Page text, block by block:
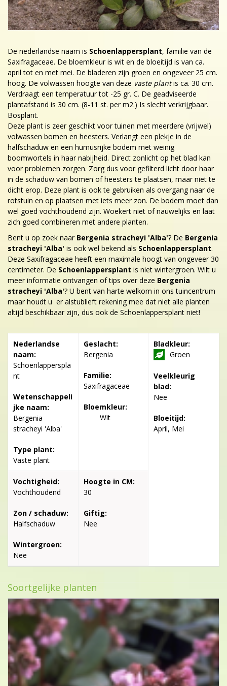
De nederlandse naam is Schoenlappersplant, familie van de
Saxifragaceae. De bloemkleur is wit en de bloeitijd is van ca.
april tot en met mei. De bladeren zijn groen en ongeveer 25 cm.
hoog. De volwassen hoogte van deze vaste plantis ca. 30 cm.
Verdraagt een temperatuur tot -25 gr. C. De geadviseerde
plantafstand is 30 cm. (8-11 st. per m2.) Is slecht verkrijgbaar.
Bosplant.
Deze plant is zeer geschikt voor tuinen met meerdere (vrijwel)
volwassen bomen en heesters. Verlangt een plekje in de
halfschaduw en een humusrijke bodem met weinig
boomwortels in haar nabijheid. Direct zonlicht op het blad kan
voor problemen zorgen. Zorg dus voor gefilterd licht door haar
in de schaduw van bomen of heesters te plaatsen, maar niet te
dicht erop. Deze plant is ook te gebruiken als overgang naar de
rotstuin en op plaatsen met iets meer zon. De bodem moet dan
wel goed vochthoudend zijn. Woekert niet of nauwelijks en laat
zich goed combineren met andere planten.
Bent u op zoek naar Bergenia stracheyi 'Alba'? De Bergenia
stracheyi 'Alba' is ook wel bekend als Schoenlappersplant.
Deze Saxifragaceae heeft een maximale hoogt van ongeveer 30
centimeter. De Schoenlappersplant is niet wintergroen. Wilt u
meer informatie ontvangen of tips over deze Bergenia
stracheyi 'Alba'? U bent van harte welkom in ons tuincentrum
maar houdt u er alstublieft rekening mee dat niet alle planten
altijd beschikbaar zijn, dus ook de Schoenlappersplant niet!
Nederlandse
naam:
Schoenlapperspla
nt
Wetenschappeli
jke naam:
Bergenia
stracheyi 'Alba'
Type plant:
Vaste plant
Geslacht:
Bergenia
Familie:
Saxifragaceae
Bloemkleur:
Wit
Bladkleur:
Groen
Veelkleurig
blad:
Nee
Bloeitijd:
April, Mei
Vochtigheid:
Vochthoudend
Zon / schaduw:
Halfschaduw
Wintergroen:
Nee
Hoogte in CM:
30
Giftig:
Nee
Soortgelijke planten